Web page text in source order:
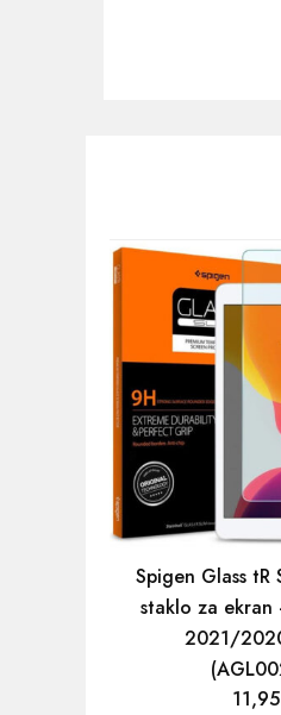
Spigen Glass tR
staklo za ekran
2021/
11,95